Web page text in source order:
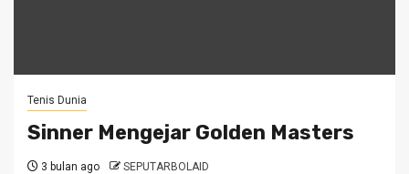
Tenis Dunia
Sinner Mengejar Golden Masters
3 bulan ago SEPUTARBOLAID